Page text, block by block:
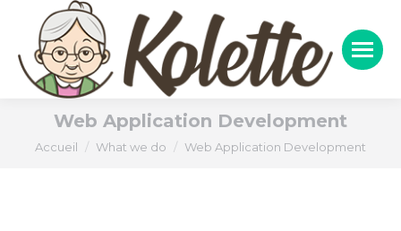
Web Application Development
Vous êtes ici :
Accueil What we do Web Application Development